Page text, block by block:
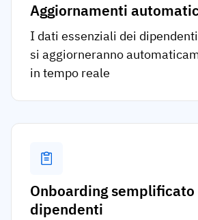
Aggiornamenti
I dati essenziali dei
si aggiorneranno
in tempo reale
Onboarding semplificato
dipendenti